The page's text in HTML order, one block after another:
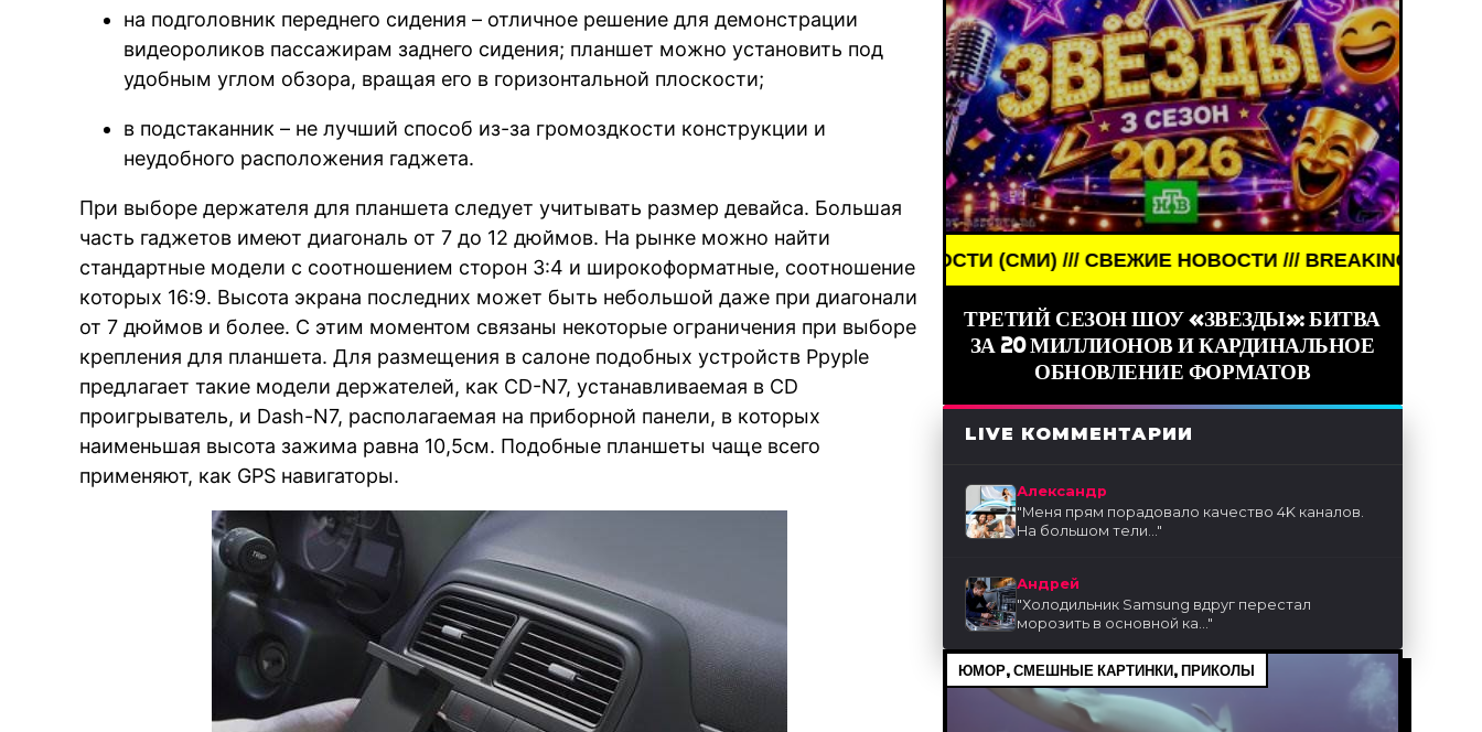
на подголовник переднего сидения – отличное решение для демонстрации
видеороликов пассажирам заднего сидения; планшет можно установить под
удобным углом обзора, вращая его в горизонтальной плоскости;
в подстаканник – не лучший способ из-за громоздкости конструкции и
неудобного расположения гаджета.
При выборе держателя для планшета следует учитывать размер девайса. Большая
часть гаджетов имеют диагональ от 7 до 12 дюймов. На рынке можно найти
стандартные модели с соотношением сторон 3:4 и широкоформатные, соотношение
которых 16:9. Высота экрана последних может быть небольшой даже при диагонали
от 7 дюймов и более. С этим моментом связаны некоторые ограничения при выборе
крепления для планшета. Для размещения в салоне подобных устройств Ppyple
предлагает такие модели держателей, как CD-N7, устанавливаемая в CD
проигрыватель, и Dash-N7, располагаемая на приборной панели, в которых
наименьшая высота зажима равна 10,5см. Подобные планшеты чаще всего
применяют, как GPS навигаторы.
BREAKING NEWS /// НОВОСТИ (СМИ) /// СВЕЖИЕ НОВОСТИ /// BREAKING NEWS ///
ТРЕТИЙ СЕЗОН ШОУ «ЗВЕЗДЫ»: БИТВА
ЗА 20 МИЛЛИОНОВ И КАРДИНАЛЬНОЕ
ОБНОВЛЕНИЕ ФОРМАТОВ
LIVE КОММЕНТАРИИ
Александр
"Меня прям порадовало качество 4K каналов.
На большом тели..."
Андрей
"Холодильник Samsung вдруг перестал
морозить в основной ка..."
ЮМОР, СМЕШНЫЕ КАРТИНКИ, ПРИКОЛЫ